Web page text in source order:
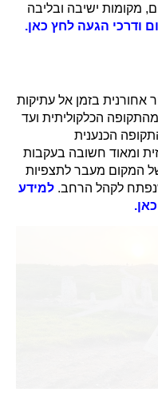
מקומות ישיבה ובליבה
ודרכי הגעה לחץ כאן.
אחורנית בזמן אל עתיקות
הכלקוליתית ועד
הכנענית
ומאוד חשובה בעקבות
המקום מעבר לתצפיות
לקהל הרחב. למידע